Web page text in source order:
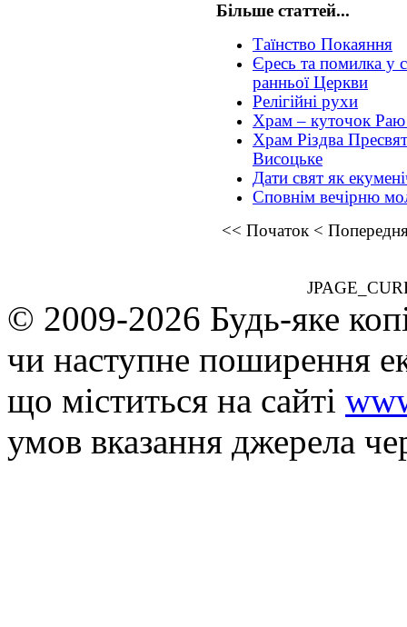
Більше статтей...
Таїнство Покаяння
Єресь та помилка у
ранньої Церкви
Релігійні рухи
Храм – куточок Раю
Храм Різдва
Висоцьке
Дати свят як
Сповнім вечірню
<< Початок<
© 2009-2026 Будь-яке
чи наступне поширення
що мiститься на сайті
умов вказання джерела